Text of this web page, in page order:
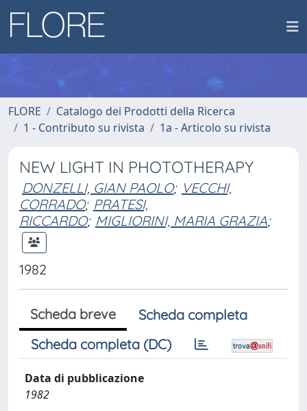
FLORE
Catalogo dei Prodotti della Ricerca
1 - Contributo su rivista
1a - Articolo su rivista
NEW LIGHT IN PHOTOTHERAPY
DONZELLI, GIAN PAOLO; VECCHI,
CORRADO; PRATESI,
RICCARDO; MIGLIORINI, MARIA GRAZIA;
1982
Scheda breve
Scheda completa
Scheda completa (DC)
Data di pubblicazione
1982